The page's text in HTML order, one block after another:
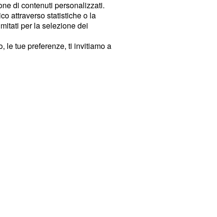
di contenuti personalizzati.
attraverso statistiche o la
per la selezione dei
le tue preferenze, ti invitiamo a